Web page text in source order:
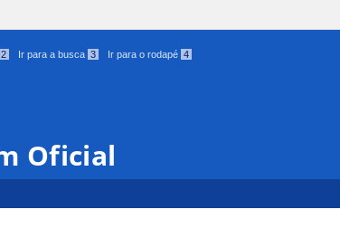
2 Ir para a busca 3 Ir para o rodapé 4
Oficial